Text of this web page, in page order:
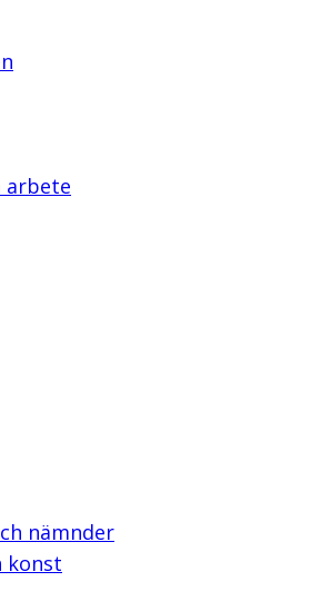
arbete
nämnder
konst